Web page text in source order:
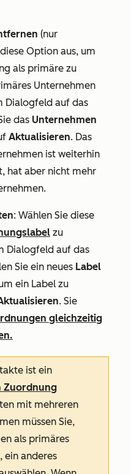
(nur
Option aus, um
als primäre zu
Unternehmen
Dialogfeld auf das
das Unternehmen
Aktualisieren. Das
ist weiterhin
hat aber nicht mehr
: Wählen Sie diese
zu
Dialogfeld auf das
Sie ein neues Label
ein Label zu
. Sie
gleichzeitig
ist ein
Zuordnung
mit mehreren
müssen Sie,
als primäres
ein anderes